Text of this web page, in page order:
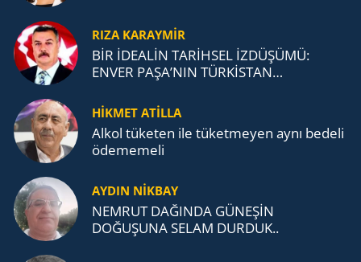
RIZA KARAYMIR
BİR İDEALİN TARİHSEL İZDÜŞÜMÜ:
ENVER PAŞA’NIN TÜRKİSTAN
TEŞKİLATI’NA UZANAN MİRASI
HİKMET ATİLLA
Alkol tü­ke­ten ile tü­ket­me­yen aynı be­de­li
öde­me­me­li
AYDIN NİKBAY
NEMRUT DAĞINDA GÜNEŞİN
DOĞUŞUNA SELAM DURDUK..